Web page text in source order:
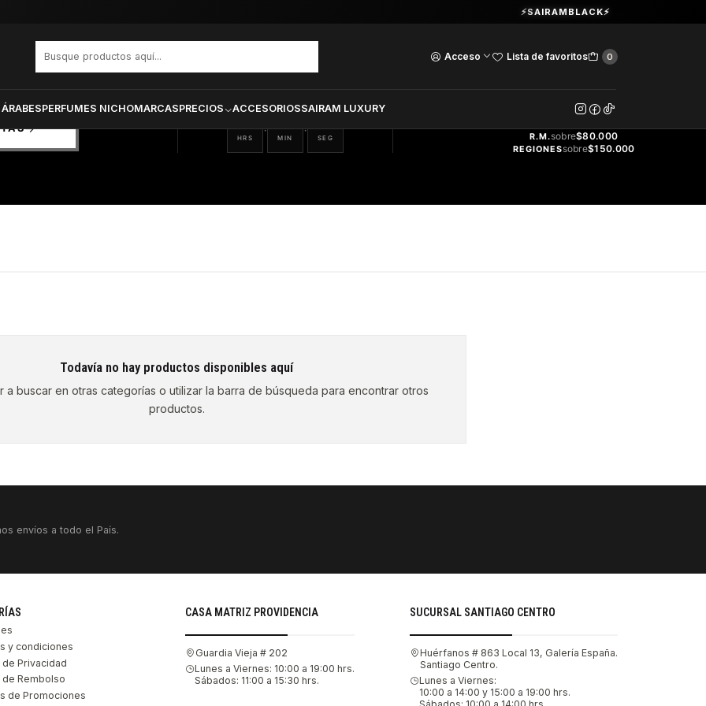
Acceso Lista de favoritos 0
PERFUMES NICHOMARCASPRECIOS ACCESORIOSSAIRAM LUXURY
Guardia Vieja 202. Oficina 102.Ver Horarios
⚡SAIRAMBLACK⚡
21
HRS
: 20
MIN
: 17
SEG
GRATIS
R.M.sobre$80.000
REGIONESsobre$150.000
Todavía no hay productos disponibles aquí
a buscar en otras categorías o utilizar la barra de búsqueda para encontrar otros
productos.
envíos a todo el País.
y condiciones
Privacidad
de Rembolso
de Promociones
CASA MATRIZ PROVIDENCIA
Guardia Vieja # 202
Lunes a Viernes: 10:00 a 19:00 hrs.
Sábados: 11:00 a 15:30 hrs.
SUCURSAL SANTIAGO CENTRO
Huérfanos # 863 Local 13, Galería España.
Santiago Centro.
Lunes a Viernes:
10:00 a 14:00 y 15:00 a 19:00 hrs.